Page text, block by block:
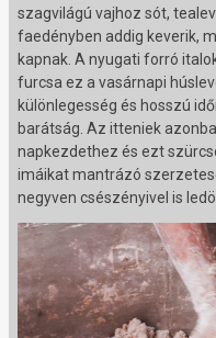
szagvilágú vajhoz sót,
faedényben addig keverik,
kapnak. A nyugati forró
furcsa ez a vasárnapi
különlegesség és hosszú
barátság. Az itteniek
napkezdethez és ezt
imáikat mantrázó
negyven csészényivel is